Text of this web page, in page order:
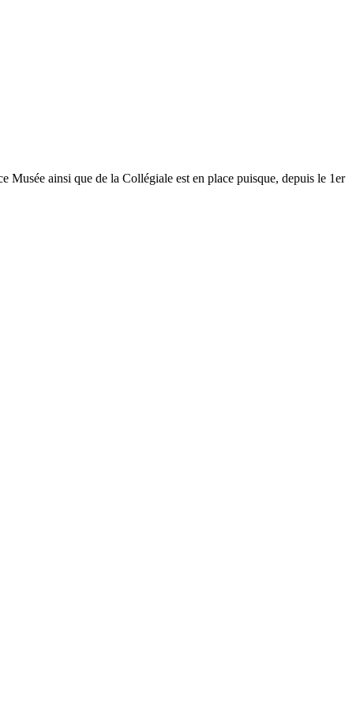
ainsi que de la Collégiale est en place puisque, depuis le 1er